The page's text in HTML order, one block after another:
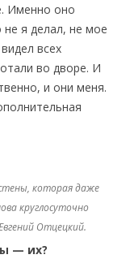
Именно оно
я делал, не мое
всех
во дворе. И
и они меня.
которая даже
круглосуточно
Отцецкий.
— их?